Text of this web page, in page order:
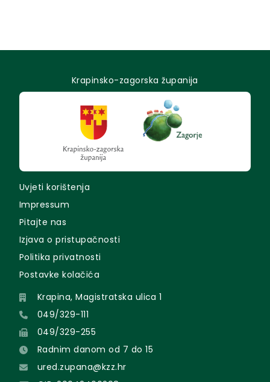
Krapinsko-zagorska županija
Uvjeti korištenja
Impressum
Pitajte nas
Izjava o pristupačnosti
Politika privatnosti
Postavke kolačića
Krapina, Magistratska ulica 1
049/329-111
049/329-255
Radnim danom od 7 do 15
ured.zupana@kzz.hr